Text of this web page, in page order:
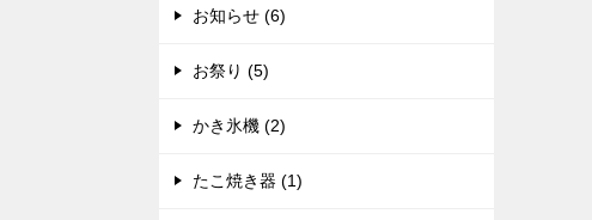
お知らせ (6)
お祭り (5)
かき氷機 (2)
たこ焼き器 (1)